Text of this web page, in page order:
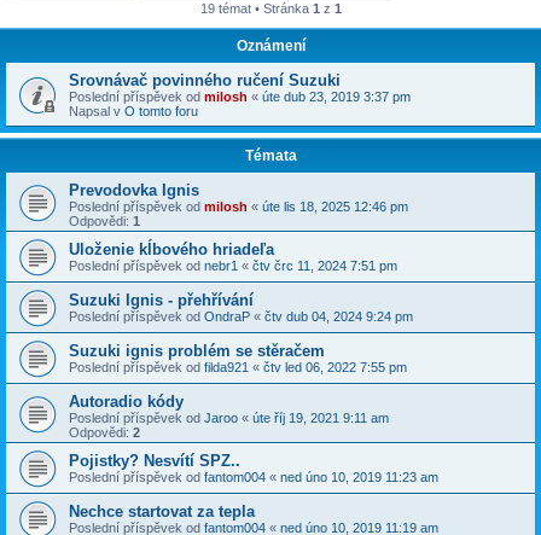
19 témat • Stránka 1 z 1
Oznámení
Srovnávač povinného ručení Suzuki
Poslední příspěvek od milosh « úte dub 23, 2019 3:37 pm
Napsal v O tomto foru
Témata
Prevodovka Ignis
Poslední příspěvek od milosh « úte lis 18, 2025 12:46 pm
Odpovědi: 1
Uloženie kĺbového hriadeľa
Poslední příspěvek od nebr1 « čtv črc 11, 2024 7:51 pm
Suzuki Ignis - přehřívání
Poslední příspěvek od OndraP « čtv dub 04, 2024 9:24 pm
Suzuki ignis problém se stěračem
Poslední příspěvek od filda921 « čtv led 06, 2022 7:55 pm
Autoradio kódy
Poslední příspěvek od Jaroo « úte říj 19, 2021 9:11 am
Odpovědi: 2
Pojistky? Nesvítí SPZ..
Poslední příspěvek od fantom004 « ned úno 10, 2019 11:23 am
Nechce startovat za tepla
Poslední příspěvek od fantom004 « ned úno 10, 2019 11:19 am